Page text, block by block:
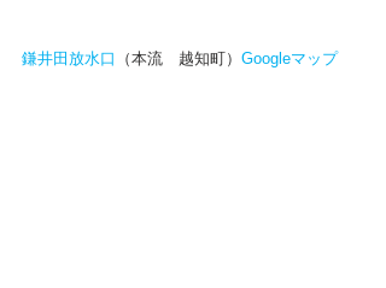
鎌井田放水口 （本流　越知町） Googleマップ